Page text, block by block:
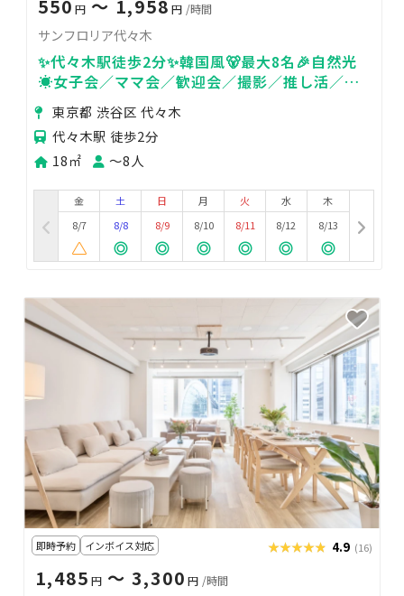
550 円〜 1,958 円 /時間
サンフロリア代々木
✨代々木駅徒歩2分✨韓国風🐻最大8名🎉自然光
☀️女子会／ママ会／歓迎会／撮影／推し活／デ
ート東京都 渋谷区 代々木
代々木駅 徒歩2分
18㎡
〜8人
金
8/7
土
8/8
日
8/9
月
8/10
火
8/11
水
8/12
木
8/13
即時予約 インボイス対応 ★★★★★
★★★★★ 4.9 (16)
1,485 円 〜 3,300 円 /時間